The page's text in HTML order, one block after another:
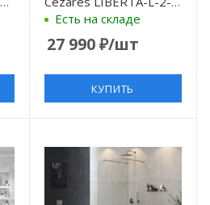
90-C-Cr прозрачное
Есть на складе
27 990₽/шт
КУПИТЬ